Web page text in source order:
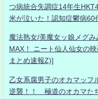
つ病統合失調症14年生
米が泣いた！認知症鬱病60
魔法熟女/美魔女ッ娘メグ
MAX！ ニート仙人仙女の
まとめ速報Z)]
乙女系腐男子のオカマッ
逆襲！！ 極道のオカマた